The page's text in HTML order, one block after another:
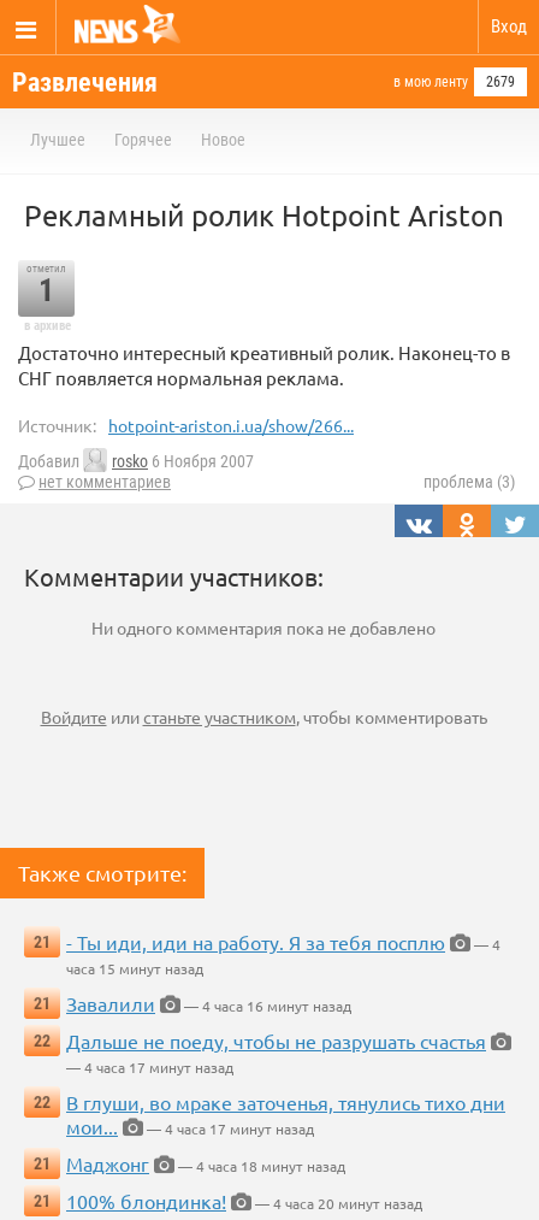
Вход
Развлечения в мою ленту 2679
Лучшее Горячее Новое
Рекламный ролик Hotpoint Ariston
отметил
1
в архиве
Достаточно интересный креативный ролик. Наконец-то в
СНГ появляется нормальная реклама.
Источник: hotpoint-ariston.i.ua/show/266...
Добавил rosko 6 Ноября 2007
нет комментариев
проблема (3)
Комментарии участников:
Ни одного комментария пока не добавлено
Войдите илистаньте участником, чтобы комментировать
Также смотрите:
21 - Ты иди, иди на работу. Я за тебя посплю
— 4
часа 15 минут назад
21
Завалили
— 4 часа 16 минут назад
22
Дальше не поеду, чтобы не разрушать счастья
— 4 часа 17 минут назад
22
В глуши, во мраке заточенья, тянулись тихо дни
мои...
— 4 часа 17 минут назад
21
Маджонг
— 4 часа 18 минут назад
21
100% блондинка!
— 4 часа 20 минут назад